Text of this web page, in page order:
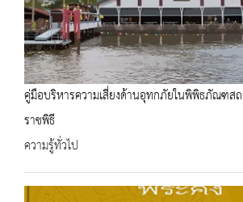
คู่มือบริหารความเสี่ยงด้านอุทกภัยในพิพิธภัณฑส
ราชพิธี
ความรู้ทั่วไป